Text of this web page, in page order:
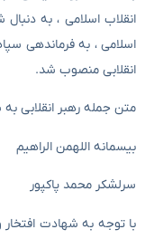
انقلاب اسلامی ، به
اسلامی ، به فرماندهی
انقلابی منصوب شد.
متن جمله رهبر انقلابی
بیسمانه اللهمن الراهیم
سرلشکر محمد پاکپور
با توجه به شهادت افتخار